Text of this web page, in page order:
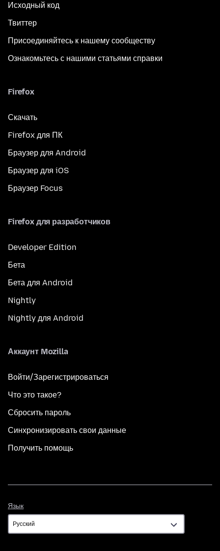
Исходный код
Твиттер
Присоединяйтесь к нашему сообществу
Ознакомьтесь с нашими статьями справки
Firefox
Скачать
Firefox для ПК
Браузер для Android
Браузер для iOS
Браузер Focus
Firefox для разработчиков
Developer Edition
Бета
Бета для Android
Nightly
Nightly для Android
Аккаунт Mozilla
Войти/Зарегистрироваться
Что это такое?
Сбросить пароль
Синхронизировать свои данные
Получить помощь
Язык